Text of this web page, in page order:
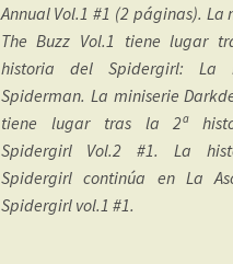
Annual Vol.1 #1 (2 páginas). La
The Buzz Vol.1 tiene lugar
historia del Spidergirl: La
Spiderman. La miniserie
tiene lugar tras la 2ª
Spidergirl Vol.2 #1. La
Spidergirl continúa en La
Spidergirl vol.1 #1.